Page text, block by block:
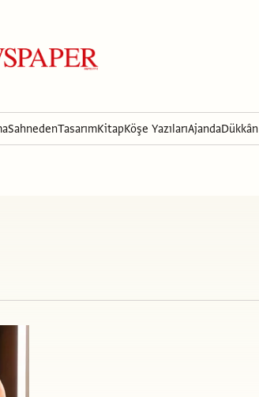
SahnedenTasarımKitapKöşe YazılarıAjandaDükkân